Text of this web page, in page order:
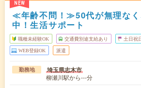
NEW
≪年齢不問！≫50代が無理なく
中！生活サポート
職種未経験OK 交通費別途支給あり 土日祝
WEB登録OK 派遣
勤務地 埼玉県志木市
柳瀬川駅から---分